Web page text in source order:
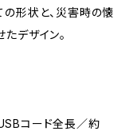
形状と、災害時の懐
デザイン。
コード全長／約